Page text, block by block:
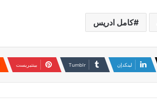
كامل ادريس
لينكدإن بينتيريست